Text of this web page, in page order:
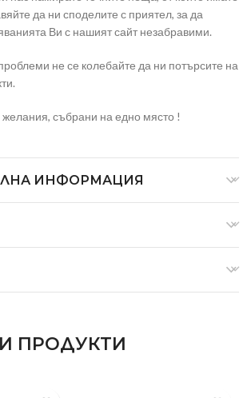
да ни споделите с приятел, за да
Ви с нашият сайт незабравими.
не се колебайте да ни потърсите на
желания, събрани на едно място !
ИНФОРМАЦИЯ
ПРОДУКТИ